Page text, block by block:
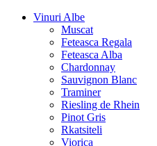
Vinuri Albe
Muscat
Feteasca Regala
Feteasca Alba
Chardonnay
Sauvignon Blanc
Traminer
Riesling de Rhein
Pinot Gris
Rkatsiteli
Viorica